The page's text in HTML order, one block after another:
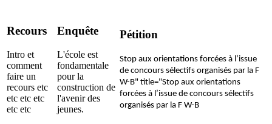
Recours
Intro et
comment
faire un
recours etc
etc etc etc
etc etc
Enquête
L'école est
fondamentale
pour la
construction de
l'avenir des
jeunes.
Pétition
Stop aux orientations forcées à l’issue
de concours sélectifs organisés par la F
W-B" title="Stop aux orientations
forcées à l’issue de concours sélectifs
organisés par la F W-B